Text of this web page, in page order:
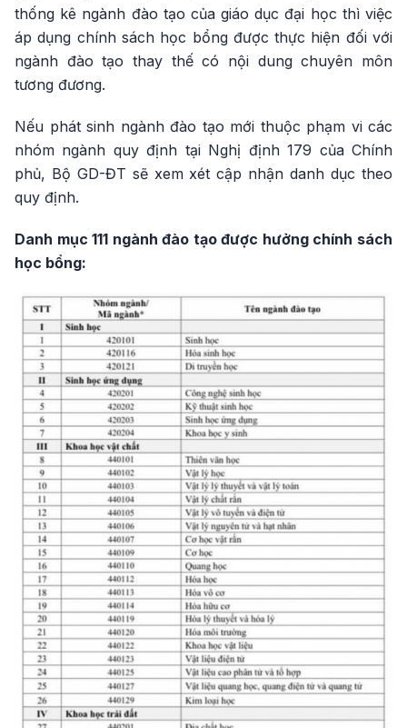
thống kê ngành đào tạo của giáo dục đại học thì việc
áp dụng chính sách học bổng được thực hiện đối với
ngành đào tạo thay thế có nội dung chuyên môn
tương đương.
Nếu phát sinh ngành đào tạo mới thuộc phạm vi các
nhóm ngành quy định tại Nghị định 179 của Chính
phủ, Bộ GD-ĐT sẽ xem xét cập nhận danh dục theo
quy định.
Danh mục 111 ngành đào tạo được hưởng chính sách
học bổng: